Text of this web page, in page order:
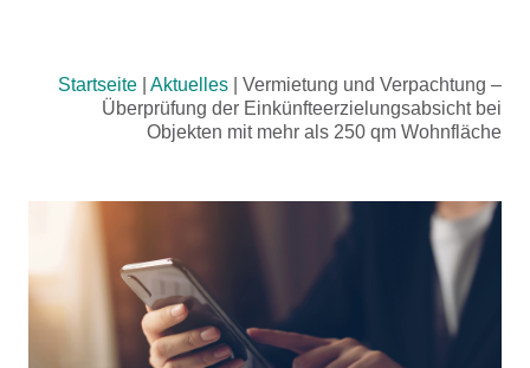
Startseite Aktuelles
Vermietung und Verpachtung –
Überprüfung der Einkünfteerzielungsabsicht bei
Objekten mit mehr als 250 qm Wohnfläche